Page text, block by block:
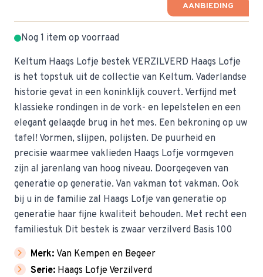
AANBIEDING
Nog 1 item op voorraad
Keltum Haags Lofje bestek VERZILVERD Haags Lofje
is het topstuk uit de collectie van Keltum. Vaderlandse
historie gevat in een koninklijk couvert. Verfijnd met
klassieke rondingen in de vork- en lepelstelen en een
elegant gelaagde brug in het mes. Een bekroning op uw
tafel! Vormen, slijpen, polijsten. De puurheid en
precisie waarmee vaklieden Haags Lofje vormgeven
zijn al jarenlang van hoog niveau. Doorgegeven van
generatie op generatie. Van vakman tot vakman. Ook
bij u in de familie zal Haags Lofje van generatie op
generatie haar fijne kwaliteit behouden. Met recht een
familiestuk Dit bestek is zwaar verzilverd Basis 100
chevron_right Merk: Van Kempen en Begeer
chevron_right Serie: Haags Lofje Verzilverd